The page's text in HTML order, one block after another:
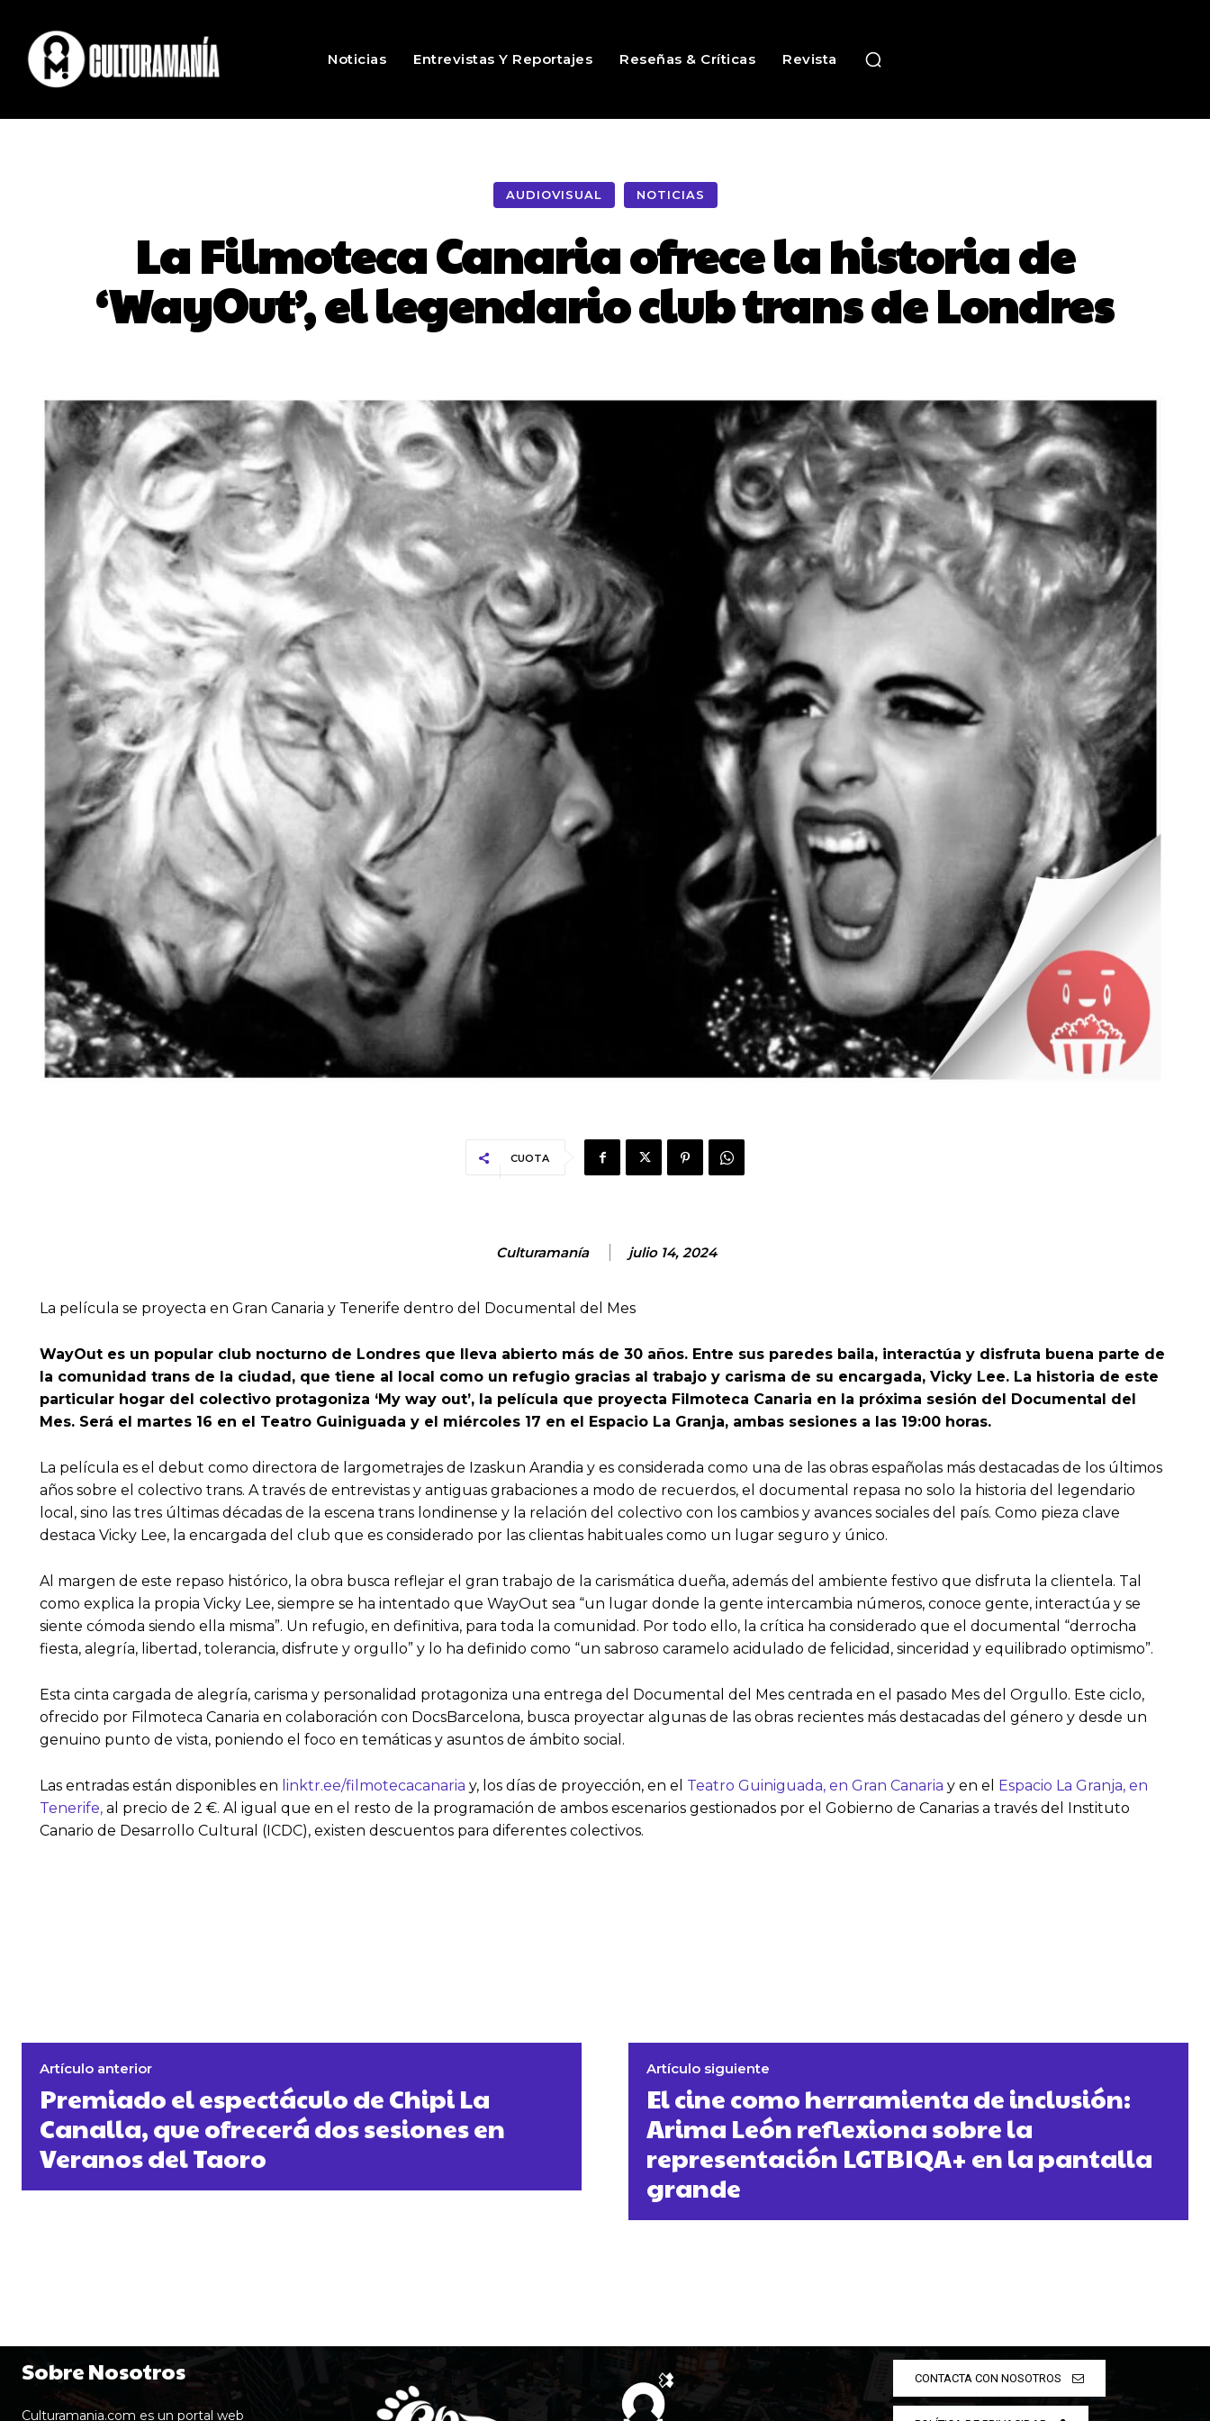
Noticias Entrevistas Y Reportajes Reseñas & Críticas Revista
AUDIOVISUAL NOTICIAS
La Filmoteca Canaria ofrece la historia de
‘WayOut’, el legendario club trans de Londres
CUOTA
Culturamanía julio 14, 2024
La película se proyecta en Gran Canaria y Tenerife dentro del Documental del Mes
WayOut es un popular club nocturno de Londres que lleva abierto más de 30 años. Entre sus paredes baila, interactúa y disfruta buena parte de
la comunidad trans de la ciudad, que tiene al local como un refugio gracias al trabajo y carisma de su encargada, Vicky Lee. La historia de este
particular hogar del colectivo protagoniza ‘My way out’, la película que proyecta Filmoteca Canaria en la próxima sesión del Documental del
Mes. Será el martes 16 en el Teatro Guiniguada y el miércoles 17 en el Espacio La Granja, ambas sesiones a las 19:00 horas.
La película es el debut como directora de largometrajes de Izaskun Arandia y es considerada como una de las obras españolas más destacadas de los últimos
años sobre el colectivo trans. A través de entrevistas y antiguas grabaciones a modo de recuerdos, el documental repasa no solo la historia del legendario
local, sino las tres últimas décadas de la escena trans londinense y la relación del colectivo con los cambios y avances sociales del país. Como pieza clave
destaca Vicky Lee, la encargada del club que es considerado por las clientas habituales como un lugar seguro y único.
Al margen de este repaso histórico, la obra busca reflejar el gran trabajo de la carismática dueña, además del ambiente festivo que disfruta la clientela. Tal
como explica la propia Vicky Lee, siempre se ha intentado que WayOut sea “un lugar donde la gente intercambia números, conoce gente, interactúa y se
siente cómoda siendo ella misma”. Un refugio, en definitiva, para toda la comunidad. Por todo ello, la crítica ha considerado que el documental “derrocha
fiesta, alegría, libertad, tolerancia, disfrute y orgullo” y lo ha definido como “un sabroso caramelo acidulado de felicidad, sinceridad y equilibrado optimismo”.
Esta cinta cargada de alegría, carisma y personalidad protagoniza una entrega del Documental del Mes centrada en el pasado Mes del Orgullo. Este ciclo,
ofrecido por Filmoteca Canaria en colaboración con DocsBarcelona, busca proyectar algunas de las obras recientes más destacadas del género y desde un
genuino punto de vista, poniendo el foco en temáticas y asuntos de ámbito social.
Las entradas están disponibles en linktr.ee/filmotecacanaria y, los días de proyección, en el Teatro Guiniguada, en Gran Canaria y en el Espacio La Granja, en
Tenerife, al precio de 2 €. Al igual que en el resto de la programación de ambos escenarios gestionados por el Gobierno de Canarias a través del Instituto
Canario de Desarrollo Cultural (ICDC), existen descuentos para diferentes colectivos.
Artículo anterior
Premiado el espectáculo de Chipi La
Canalla, que ofrecerá dos sesiones en
Veranos del Taoro
Artículo siguiente
El cine como herramienta de inclusión:
Arima León reflexiona sobre la
representación LGTBIQA+ en la pantalla
grande
Sobre Nosotros
Culturamania.com es un portal web
CONTACTA CON NOSOTROS